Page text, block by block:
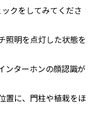
クをしてみてくださ
照明を点灯した状態を
ンターホンの顔認識が
置に、門柱や植栽をほ